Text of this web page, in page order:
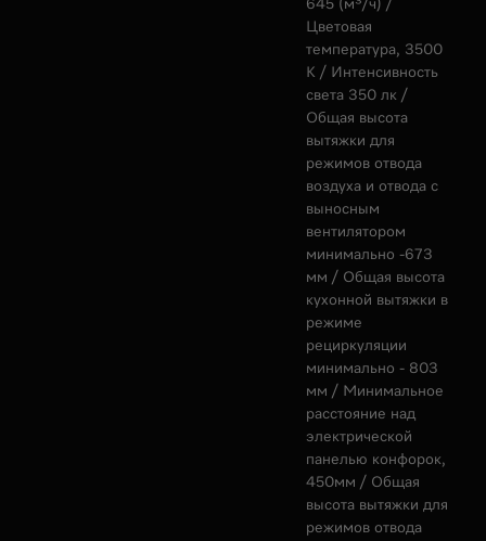
645 (м³/ч) /
Цветовая
температура, 3500
К / Интенсивность
света 350 лк /
Общая высота
вытяжки для
режимов отвода
воздуха и отвода с
выносным
вентилятором
минимально -673
мм / Общая высота
кухонной вытяжки в
режиме
рециркуляции
минимально - 803
мм / Минимальное
расстояние над
электрической
панелью конфорок,
450мм / Общая
высота вытяжки для
режимов отвода